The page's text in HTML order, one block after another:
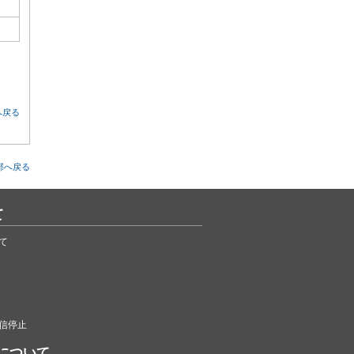
戻る
へ戻る
停止